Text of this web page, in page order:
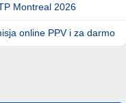
Montreal 2026
online PPV i za darmo